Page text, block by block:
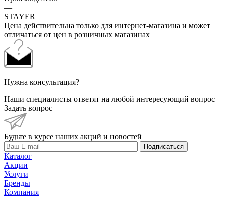
—
STAYER
Цена действительна только для интернет-магазина и может
отличаться от цен в розничных магазинах
Нужна консультация?
Наши специалисты ответят на любой интересующий вопрос
Задать вопрос
Будьте в курсе наших акций и новостей
Подписаться
Каталог
Акции
Услуги
Бренды
Компания